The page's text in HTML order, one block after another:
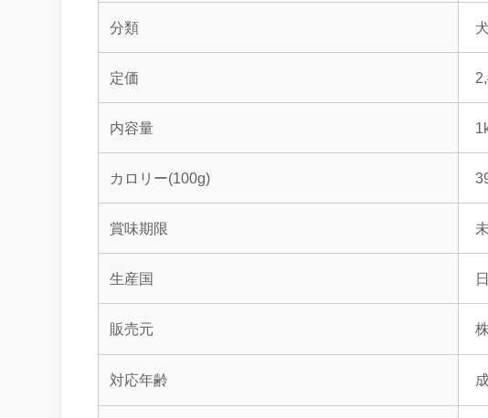
分類
定価
内容量
カロリー(100g)
賞味期限
生産国
販売元
対応年齢